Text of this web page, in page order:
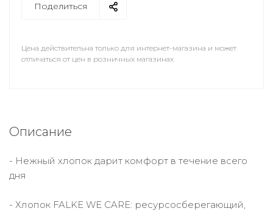
Поделиться
Цена действительна только для интернет-магазина и может
отличаться от цен в розничных магазинах
Описание
- Нежный хлопок дарит комфорт в течение всего
дня
- Хлопок FALKE WE CARE: ресурсосберегающий,